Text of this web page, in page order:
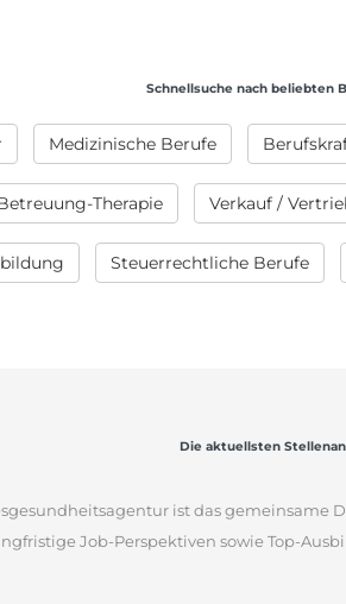
Schnellsuche nach beliebten
Medizinische Berufe
Therapie Verkauf /
Steuerrechtliche Berufe
Die aktuellsten
ist das gemeinsame
Job-Perspektiven sowie Top-